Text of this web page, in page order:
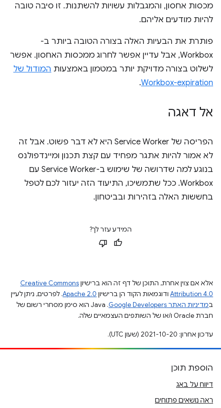
מכסות אחסון, והמגבלות עשויות להשתנות. זו סיבה טובה
להיות מודעים אליהם.
פותרת את הבעיות האלה בצורה הטובה ביותר ב-
Workbox, אבל עדיין אפשר לחרוג ממכסות האחסון. אפשר
לשלוט בצורה מדויקת יותר במטמון באמצעות המודול של
Workbox-expiration
.
אל דאגה
הפריסה של Service Worker היא לא דבר פשוט. אבל זה
לא אמור להיות אתגר מפחיד עם קצת תכנון ומיינדפולנס
בנוגע למה שדרושה של שימוש ב-Service Worker עם
Workbox. ככל שתמשיכו, התיעוד הזה יעזור לכם לטפל
בחששות האלה בזהירות ובביטחון.
המידע עזר לך?
אלא אם צוין אחרת, התוכן של דף זה הוא ברישיוןCreative Commons
Attribution 4.0 ודוגמאות הקוד הן ברישיון Apache 2.0. לפרטים, ניתן לעיין
במדיניות האתר Google Developers‏
.‏ Java הוא סימן מסחרי רשום של
חברת Oracle ו/או של השותפים העצמאיים שלה.
עדכון אחרון: 2021-10-20 (שעון UTC).
הוספת תוכן
דיווח על באג
ראה נושאים פתוחים